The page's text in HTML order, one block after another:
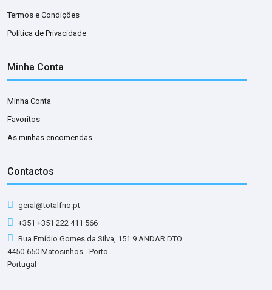
Termos e Condições
Política de Privacidade
Minha Conta
Minha Conta
Favoritos
As minhas encomendas
Contactos
geral@totalfrio.pt
+351 +351 222 411 566
Rua Emídio Gomes da Silva, 151 9 ANDAR DTO
4450-650 Matosinhos - Porto
Portugal